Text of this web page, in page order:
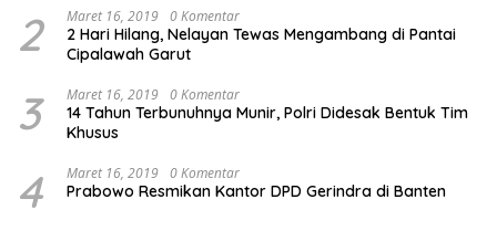
2 Maret 16, 2019 0 Komentar
2 Hari Hilang, Nelayan Tewas Mengambang di Pantai
Cipalawah Garut
3 Maret 16, 2019 0 Komentar
14 Tahun Terbunuhnya Munir, Polri Didesak Bentuk Tim
Khusus
4 Maret 16, 2019 0 Komentar
Prabowo Resmikan Kantor DPD Gerindra di Banten